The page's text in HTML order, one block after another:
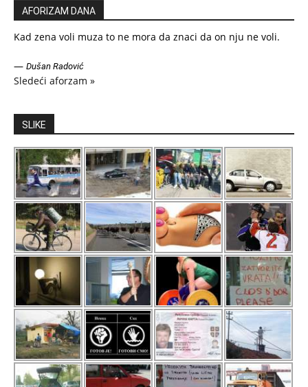
AFORIZAM DANA
Kad zena voli muza to ne mora da znaci da on nju ne voli.
— Dušan Radović
Sledeći aforzam »
SLIKE